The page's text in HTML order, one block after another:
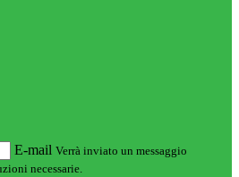
E-mail Verrà inviato un messaggio
necessarie.